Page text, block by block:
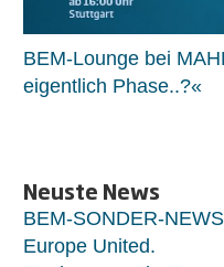
BEM-Lounge bei
eigentlich Phase..?«
Neuste News
BEM-SONDER-
Europe United.